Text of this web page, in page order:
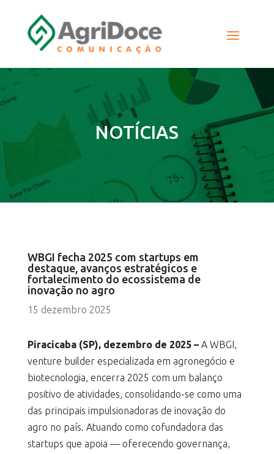
NOTÍCIAS
WBGI fecha 2025 com startups em
destaque, avanços estratégicos e
fortalecimento do ecossistema de
inovação no agro
15 dezembro 2025
Piracicaba (SP), dezembro de 2025 – A WBGI,
venture builder especializada em agronegócio e
biotecnologia, encerra 2025 com um balanço
positivo de atividades, consolidando-se como uma
das principais impulsionadoras de inovação do
agro no país. Atuando como cofundadora das
startups que apoia — oferecendo governança,